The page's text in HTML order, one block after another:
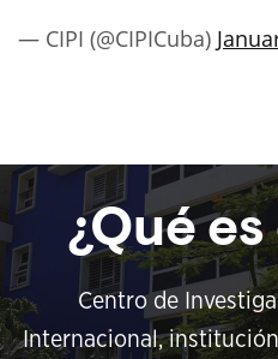
— CIPI (@CIPICuba)
¿Qué
Centro de
Internacional,